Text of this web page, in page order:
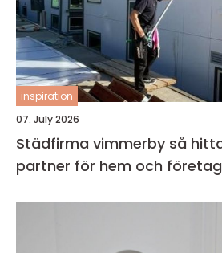
inspiration
07. July 2026
Städfirma vimmerby så hittar du rätt
partner för hem och företag